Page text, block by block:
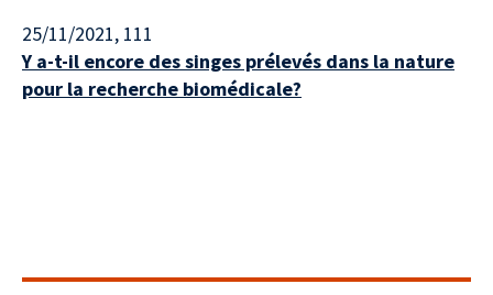
25/11/2021, 111
Y a-t-il encore des singes prélevés dans la nature
pour la recherche biomédicale?